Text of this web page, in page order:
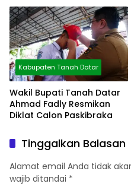
Kabupaten Tanah Datar
Wakil Bupati Tanah Datar
Ahmad Fadly Resmikan
Diklat Calon Paskibraka
Tinggalkan Balasan
Alamat email Anda tidak
wajib ditandai *